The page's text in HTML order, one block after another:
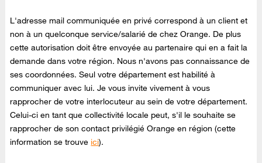
L'adresse mail communiquée en privé correspond à un client et
non à un quelconque service/salarié de chez Orange. De plus
cette autorisation doit être envoyée au partenaire qui en a fait la
demande dans votre région. Nous n'avons pas connaissance de
ses coordonnées. Seul votre département est habilité à
communiquer avec lui. Je vous invite vivement à vous
rapprocher de votre interlocuteur au sein de votre département.
Celui-ci en tant que collectivité locale peut, s'il le souhaite se
rapprocher de son contact privilégié Orange en région (cette
information se trouve ici).